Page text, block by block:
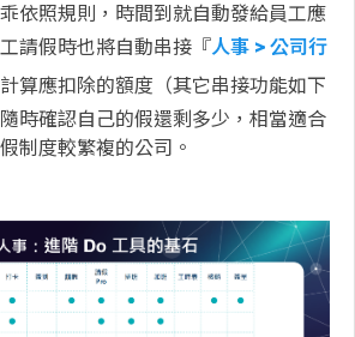
依照規則，時間到就自動發給員工應
請假時也將自動串接『人事 > 公司行
算應扣除的額度（其它串接功能如下
時確認自己的假還剩多少，相當適合
制度較繁複的公司。